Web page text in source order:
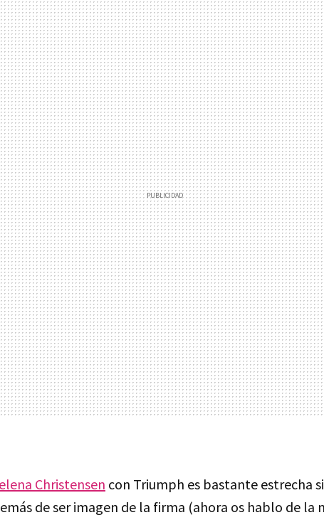
Christensen con Triumph es bastante estrecha
de ser imagen de la firma (ahora os hablo de la